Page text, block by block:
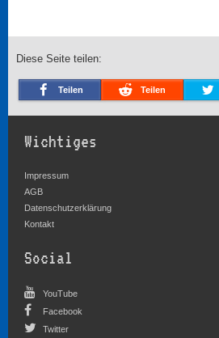
Diese Seite teilen:
Teilen Teilen
Wichtiges
Impressum
AGB
Datenschutzerklärung
Kontakt
Social
YouTube
Facebook
Twitter